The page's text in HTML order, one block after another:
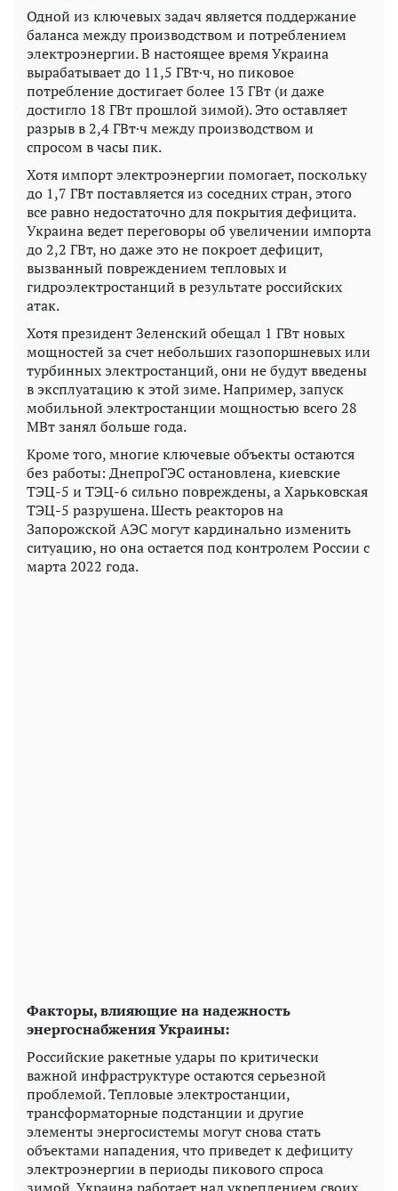
Одной из ключевых задач является поддержание
баланса между производством и потреблением
электроэнергии. В настоящее время Украина
вырабатывает до 11,5 ГВт·ч, но пиковое
потребление достигает более 13 ГВт (и даже
достигло 18 ГВт прошлой зимой). Это оставляет
разрыв в 2,4 ГВт·ч между производством и
спросом в часы пик.
Хотя импорт электроэнергии помогает, поскольку
до 1,7 ГВт поставляется из соседних стран, этого
все равно недостаточно для покрытия дефицита.
Украина ведет переговоры об увеличении импорта
до 2,2 ГВт, но даже это не покроет дефицит,
вызванный повреждением тепловых и
гидроэлектростанций в результате российских
атак.
Хотя президент Зеленский обещал 1 ГВт новых
мощностей за счет небольших газопоршневых или
турбинных электростанций, они не будут введены
в эксплуатацию к этой зиме. Например, запуск
мобильной электростанции мощностью всего 28
МВт занял больше года.
Кроме того, многие ключевые объекты остаются
без работы: ДнепроГЭС остановлена, киевские
ТЭЦ-5 и ТЭЦ-6 сильно повреждены, а Харьковская
ТЭЦ-5 разрушена. Шесть реакторов на
Запорожской АЭС могут кардинально изменить
ситуацию, но она остается под контролем России с
марта 2022 года.
Факторы, влияющие на надежность
энергоснабжения Украины:
Российские ракетные удары по критически
важной инфраструктуре остаются серьезной
проблемой. Тепловые электростанции,
трансформаторные подстанции и другие
элементы энергосистемы могут снова стать
объектами нападения, что приведет к дефициту
электроэнергии в периоды пикового спроса